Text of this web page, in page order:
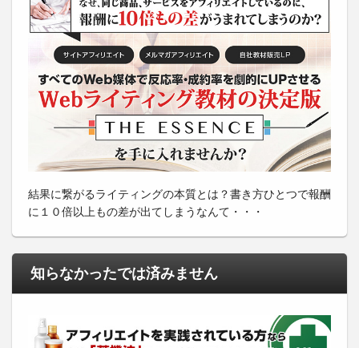
結果に繋がるライティングの本質とは？書き方ひとつで報酬
に１０倍以上もの差が出てしまうなんて・・・
知らなかったでは済みません